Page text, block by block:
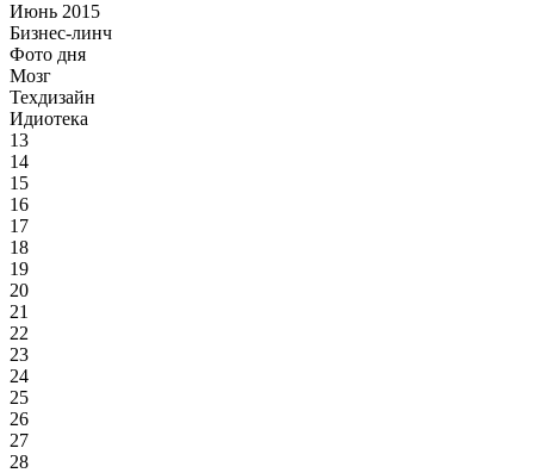
Июнь 2015
Бизнес-линч
Фото дня
Мозг
Техдизайн
Идиотека
13
14
15
16
17
18
19
20
21
22
23
24
25
26
27
28